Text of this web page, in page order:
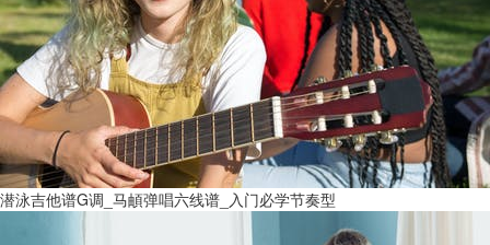
潜泳吉他谱G调_马頔弹唱六线谱_入门必学节奏型